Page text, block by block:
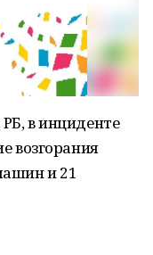
в инциденте
возгорания
и 21